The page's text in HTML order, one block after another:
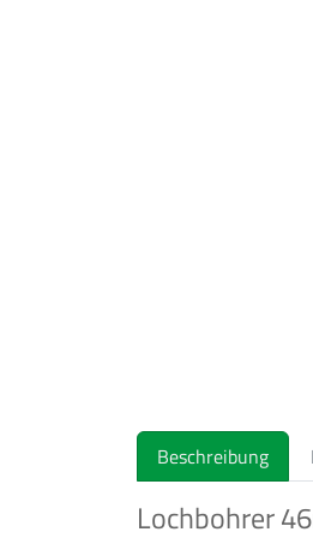
Beschreibung
Lochbohrer